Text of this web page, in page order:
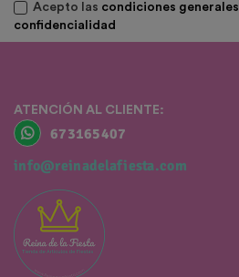
Acepto las condiciones generales
confidencialidad
ATENCIÓN AL CLIENTE:
673165407
info@reinadelafiesta.com